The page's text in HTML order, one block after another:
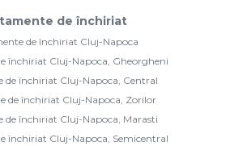
de închiriat
de închiriat Cluj-Napoca
închiriat Cluj-Napoca, Gheorgheni
de închiriat Cluj-Napoca, Central
de închiriat Cluj-Napoca, Zorilor
închiriat Cluj-Napoca, Marasti
închiriat Cluj-Napoca, Semicentral